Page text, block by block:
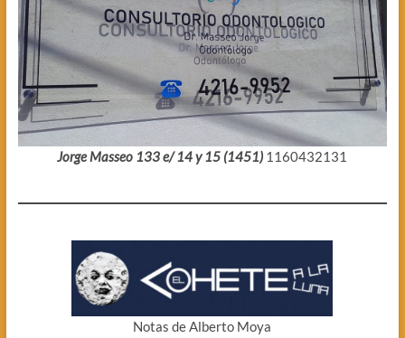
Jorge Masseo 133 e/ 14 y 15 (1451) 1160432131
Notas de Alberto Moya